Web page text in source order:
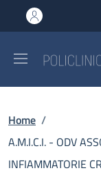
al contenuto
to footer content
Briciole di
Home /
A.M.I.C.I. - ODV
INFIAMMATORIE